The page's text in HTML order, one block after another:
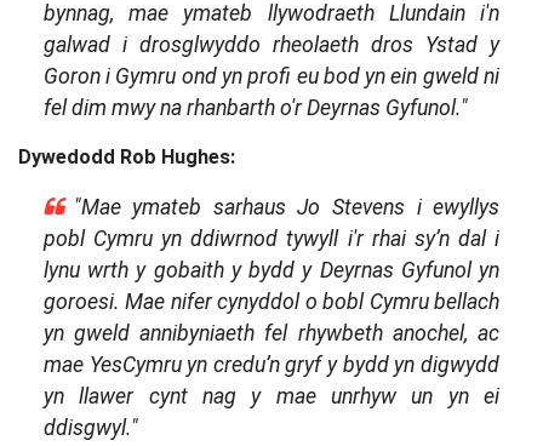
bynnag, mae ymateb llywodraeth Llundain i'n
galwad i drosglwyddo rheolaeth dros Ystad y
Goron i Gymru ond yn profi eu bod yn ein gweld ni
fel dim mwy na rhanbarth o'r Deyrnas Gyfunol."
Dywedodd Rob Hughes:
"Mae ymateb sarhaus Jo Stevens i ewyllys
pobl Cymru yn ddiwrnod tywyll i'r rhai sy’n dal i
lynu wrth y gobaith y bydd y Deyrnas Gyfunol yn
goroesi. Mae nifer cynyddol o bobl Cymru bellach
yn gweld annibyniaeth fel rhywbeth anochel, ac
mae YesCymru yn credu’n gryf y bydd yn digwydd
yn llawer cynt nag y mae unrhyw un yn ei
ddisgwyl."